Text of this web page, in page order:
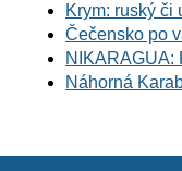
Krym: ruský či
Čečensko po
NIKARAGUA:
Náhorná